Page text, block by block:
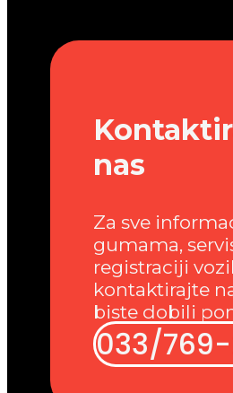
nas
Za sve
gumama,
registraciji
kontaktirajte
biste dobili
033/